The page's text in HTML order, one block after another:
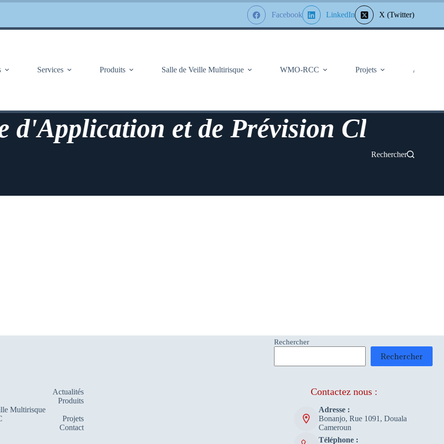
Facebook LinkedIn X (Twitter)
Services Produits Salle de Veille Multirisque WMO-RCC Projets À Propos
et de Prévision
Rechercher
Actualités
Produits
Multirisque
Projets
Contact
Rechercher
Rechercher
Contactez nous :
Adresse :
Bonanjo, Rue 1091, Douala
Cameroun
Téléphone :